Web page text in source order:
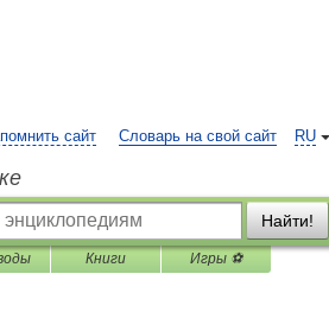
RU
сайт Словарь на свой сайт
Найти!
Книги Игры ⚽